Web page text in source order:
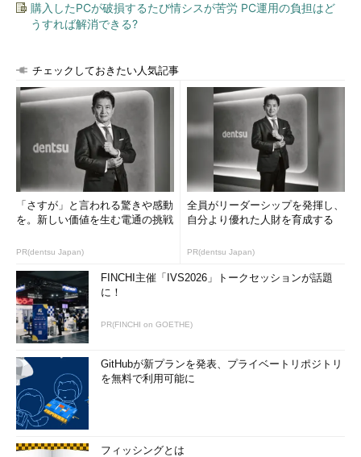
購入したPCが破損するたび情シスが苦労 PC運用の負担はど
うすれば解消できる?
チェックしておきたい人気記事
「さすが」と言われる驚きや感動
を。新しい価値を生む電通の挑戦
PR(dentsu Japan)
全員がリーダーシップを発揮し、
自分より優れた人財を育成する
PR(dentsu Japan)
FINCHI主催「IVS2026」トークセッションが話題
に！
PR(FINCHI on GOETHE)
GitHubが新プランを発表、プライベートリポジトリ
を無料で利用可能に
フィッシングとは